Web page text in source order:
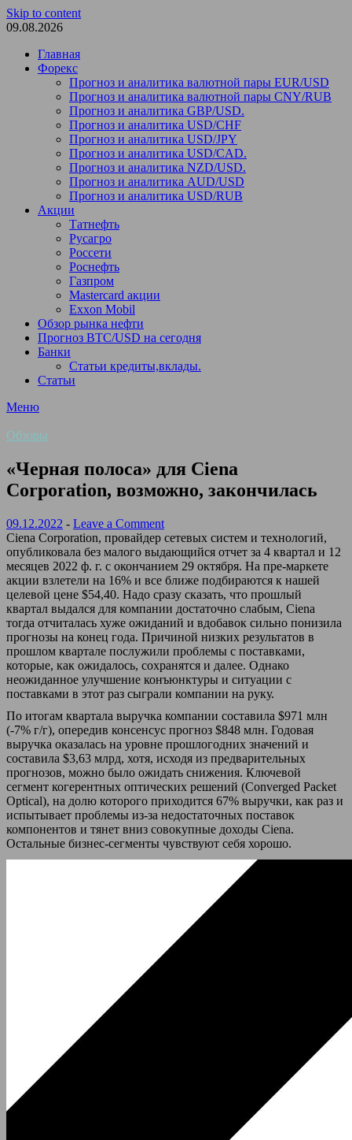
Skip to content
09.08.2026
Главная
Форекс
Прогноз и аналитика валютной пары EUR/USD
Прогноз и аналитика валютной пары CNY/RUB
Прогноз и аналитика GBP/USD.
Прогноз и аналитика USD/CHF
Прогноз и аналитика USD/JPY
Прогноз и аналитика USD/CAD.
Прогноз и аналитика NZD/USD.
Прогноз и аналитика AUD/USD
Прогноз и аналитика USD/RUB
Акции
Татнефть
Русагро
Россети
Роснефть
Газпром
Mastercard акции
Exxon Mobil
Обзор рынка нефти
Прогноз BTC/USD на сегодня
Банки
Статьи кредиты,вклады.
Статьи
Меню
Обзоры
«Черная полоса» для Ciena
Corporation, возможно, закончилась
09.12.2022 - Leave a Comment
Ciena Corporation, провайдер сетевых систем и технологий,
опубликовала без малого выдающийся отчет за 4 квартал и 12
месяцев 2022 ф. г. с окончанием 29 октября. На пре-маркете
акции взлетели на 16% и все ближе подбираются к нашей
целевой цене $54,40. Надо сразу сказать, что прошлый
квартал выдался для компании достаточно слабым, Ciena
тогда отчиталась хуже ожиданий и вдобавок сильно понизила
прогнозы на конец года. Причиной низких результатов в
прошлом квартале послужили проблемы с поставками,
которые, как ожидалось, сохранятся и далее. Однако
неожиданное улучшение конъюнктуры и ситуации с
поставками в этот раз сыграли компании на руку.
По итогам квартала выручка компании составила $971 млн
(-7% г/г), опередив консенсус прогноз $848 млн. Годовая
выручка оказалась на уровне прошлогодних значений и
составила $3,63 млрд, хотя, исходя из предварительных
прогнозов, можно было ожидать снижения. Ключевой
сегмент когерентных оптических решений (Converged Packet
Optical), на долю которого приходится 67% выручки, как раз и
испытывает проблемы из-за недостаточных поставок
компонентов и тянет вниз совокупные доходы Ciena.
Остальные бизнес-сегменты чувствуют себя хорошо.